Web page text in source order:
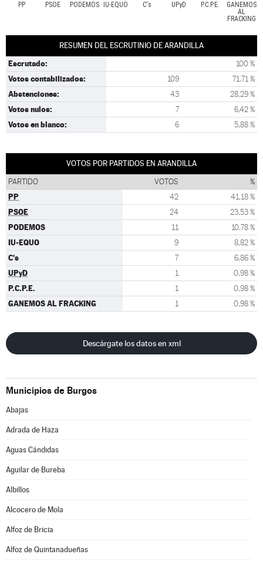
PP PSOE PODEMOS IU-EQUO C's UPyD P.C.P.E.
GANEMOS
AL
FRACKING
RESUMEN DEL ESCRUTINIO DE ARANDILLA
Escrutado: 100 %
Votos contabilizados: 109 71,71 %
Abstenciones: 43 28,29 %
Votos nulos: 7 6,42 %
Votos en blanco: 6 5,88 %
VOTOS POR PARTIDOS EN ARANDILLA
PARTIDO VOTOS %
PP 42 41,18 %
PSOE 24 23,53 %
PODEMOS 11 10,78 %
IU-EQUO 9 8,82 %
C's 7 6,86 %
UPyD 1 0,98 %
P.C.P.E. 1 0,98 %
GANEMOS AL FRACKING 1 0,98 %
Descárgate los datos en xml
Municipios de Burgos
Abajas
Adrada de Haza
Aguas Cándidas
Aguilar de Bureba
Albillos
Alcocero de Mola
Alfoz de Bricia
Alfoz de Quintanadueñas